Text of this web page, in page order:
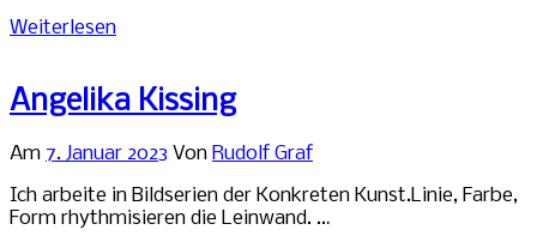
Weiterlesen
Angelika Kissing
Am 7. Januar 2023 Von Rudolf Graf
Ich arbeite in Bildserien der Konkreten Kunst.Linie, Farbe,
Form rhythmisieren die Leinwand. …